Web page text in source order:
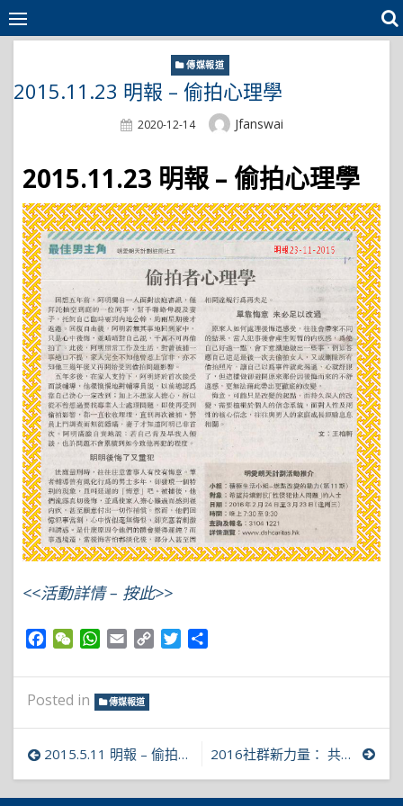
Skip
to
傳媒報道
2015.11.23 明報 – 偷拍心理學
Posted
2020-12-14 Author
Jfanswai
2015.11.23 明報 – 偷拍心理學
<<活動詳情 – 按此>>
Facebook
WeChatWhatsApp
Email Copy
Twitter
Posted in 傳媒報道
文
章
2015.5.11 明報 – 偷拍解碼 2016社群新力量： 共同對抗性侵犯計劃新聞發佈會